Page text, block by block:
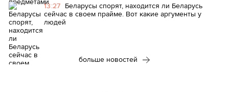
13:27 Беларусы спорят, находится ли Беларусь
сейчас в своем прайме. Вот какие аргументы у
людей
больше новостей